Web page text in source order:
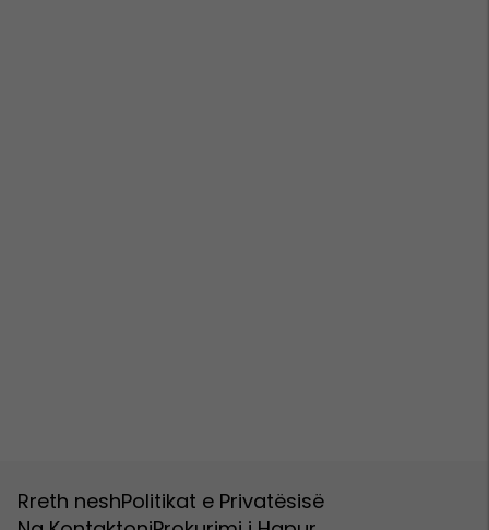
Rreth neshPolitikat e Privatësisë